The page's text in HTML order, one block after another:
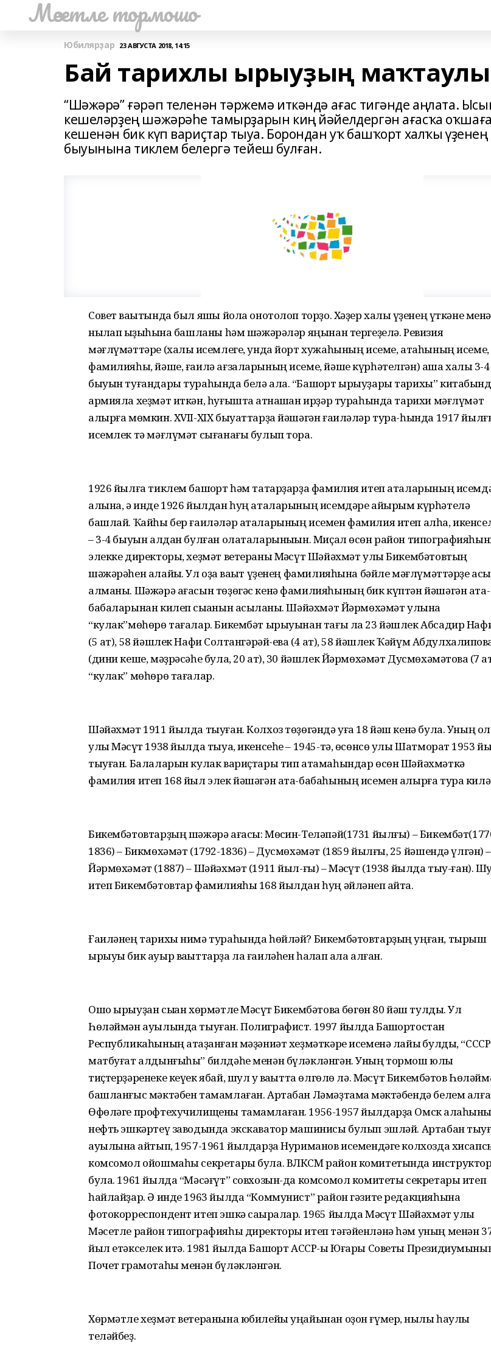
Мәсетле тормошо
Юбилярҙар 23 АВГУСТА 2018, 14:15
Бай тарихлы ырыуҙың
“Шәжәрә” ғәрәп теленән тәржемә иткәндә ағас тигәнде аңлата.
кешеләрҙең шәжәрәһе тамырҙарын киң йәйелдергән ағасҡа
кешенән бик күп вариҫтар тыуа. Борондан уҡ башҡорт халҡы үҙенең
быуынына тиклем белергә тейеш булған.
Совет ваҡытында был яҡшы йола онотолоп торҙо. Хәҙер халыҡ үҙенең үткәне
ныҡлап ҡыҙыҡһына башланы һәм шәжәрәләр яңынан тергеҙелә. Ревизия
мәғлүмәттәре (халыҡ исемлеге, унда йорт хужаһының исеме, атаһының исеме,
фамилияһы, йәше, ғаилә ағзаларының исеме, йәше күрһәтелгән) аша халыҡ 3-4
быуын туғандары тураһында белә ала. “Башҡорт ырыуҙары тарихы”
армияла хеҙмәт иткән, һуғышта ҡатнашҡан ирҙәр тураһында тарихи мәғлүмәт
алырға мөмкин. XVII-XIX быуаттарҙа йәшәгән ғаиләләр тура-һында 1917
исемлек тә мәғлүмәт сығанағы булып тора.
1926 йылға тиклем башҡорт һәм татарҙарҙа фамилия итеп аталарының
алына, ә инде 1926 йылдан һуң аталарының исемдәре айырым күрһәтелә
башлай. Ҡайһы бер ғаиләләр аталарының исемен фамилия итеп алһа,
– 3-4 быуын алдан булған олаталарыныҡын. Миҫал өсөн район
элекке директоры, хеҙмәт ветераны Мәҡсүт Шәйәхмәт улы Бикембәтовтың
шәжәрәһен алайыҡ. Ул оҙаҡ ваҡыт үҙенең фамилияһына бәйле мәғлүмәттәрҙе
алманы. Шәжәрә ағасын төҙөгәс кенә фамилияһының бик күптән йәшәгән ата-
бабаларынан килеп сыҡҡанын асыҡланы. Шәйәхмәт Йәрмөхәмәт улына
“кулак”мөһөрө тағалар. Бикембәт ырыуынан тағы ла 23 йәшлек Абсадир
(5 ат), 58 йәшлек Нафиҡ Солтангәрәй-евҡа (4 ат), 58 йәшлек Ҡәйүм
(дини кеше, мәҙрәсәһе була, 20 ат), 30 йәшлек Йәрмөхәмәт Дусмөхәмәтовҡа (7
“кулак” мөһөрө тағалар.
Шәйәхмәт 1911 йылда тыуған. Колхоз төҙөгәндә уға 18 йәш кенә була. Уның
улы Мәҡсүт 1938 йылда тыуа, икенсеһе – 1945-тә, өсөнсө улы Шатморат 1953
тыуған. Балаларын кулак вариҫтары тип атамаһындар өсөн Шәйәхмәткә
фамилия итеп 168 йыл элек йәшәгән ата-бабаһының исемен алырға тура
Бикембәтовтарҙың шәжәрә ағасы: Мөҡсин-Теләпәй(1731 йылғы) –
1836) – Бикмөхәмәт (1792-1836) – Дусмөхәмәт (1859 йылғы, 25 йәшендә үлгән) –
Йәрмөхәмәт (1887) – Шәйәхмәт (1911 йыл-ғы) – Мәҡсүт (1938 йылда тыу-ған).
итеп Бикембәтовтар фамилияһы 168 йылдан һуң әйләнеп ҡайта.
Ғаиләнең тарихы нимә тураһында һөйләй? Бикембәтовтарҙың уңған, тырыш
ырыуы бик ауыр ваҡыттарҙа ла ғаиләһен һаҡлап ҡала алған.
Ошо ырыуҙан сыҡҡан хөрмәтле Мәҡсүт Бикембәтовҡа бөгөн 80 йәш тулды. Ул
Һөләймән ауылында тыуған. Полиграфист. 1997 йылда Башҡортостан
Республикаһының атҡаҙанған мәҙәниәт хеҙмәткәре исеменә лайыҡ булды,
матбуғат алдынғыһы” билдәһе менән бүләкләнгән. Уның тормош юлы
тиҫтерҙәренеке кеүек ябай, шул уҡ ваҡытта өлгөлө лә. Мәҡсүт Бикембәтов
башланғыс мәктәбен тамамлаған. Артабан Ләмәҙтамаҡ мәктәбендә белем
Өфөләге профтехучилищены тамамлаған. 1956-1957 йылдарҙа Омск
нефть эшкәртеү заводында экскаватор машинисы булып эшләй. Артабан
ауылына ҡайтып, 1957-1961 йылдарҙа Нуриманов исемендәге колхозда
комсомол ойошмаһы секретары була. ВЛКСМ район комитетында инструктор
була. 1961 йылда “Мәсәғүт” совхозын-да комсомол комитеты секретары итеп
һайлайҙар. Ә инде 1963 йылда “Коммунист” район гәзите редакцияһына
фотокорреспондент итеп эшкә саҡыралар. 1965 йылда Мәҡсүт Шәйәхмәт улы
Мәсетле район типографияһы директоры итеп тәғәйенләнә һәм уның менән
йыл етәкселек итә. 1981 йылда Башҡорт АССР-ы Юғары Советы
Почет грамотаһы менән бүләкләнгән.
Хөрмәтле хеҙмәт ветеранына юбилейы уңайынан оҙон ғүмер, ныҡлы һаулыҡ
теләйбеҙ.